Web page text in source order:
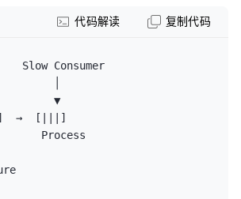
Slow Consumer
Process
代码解读 复制代码